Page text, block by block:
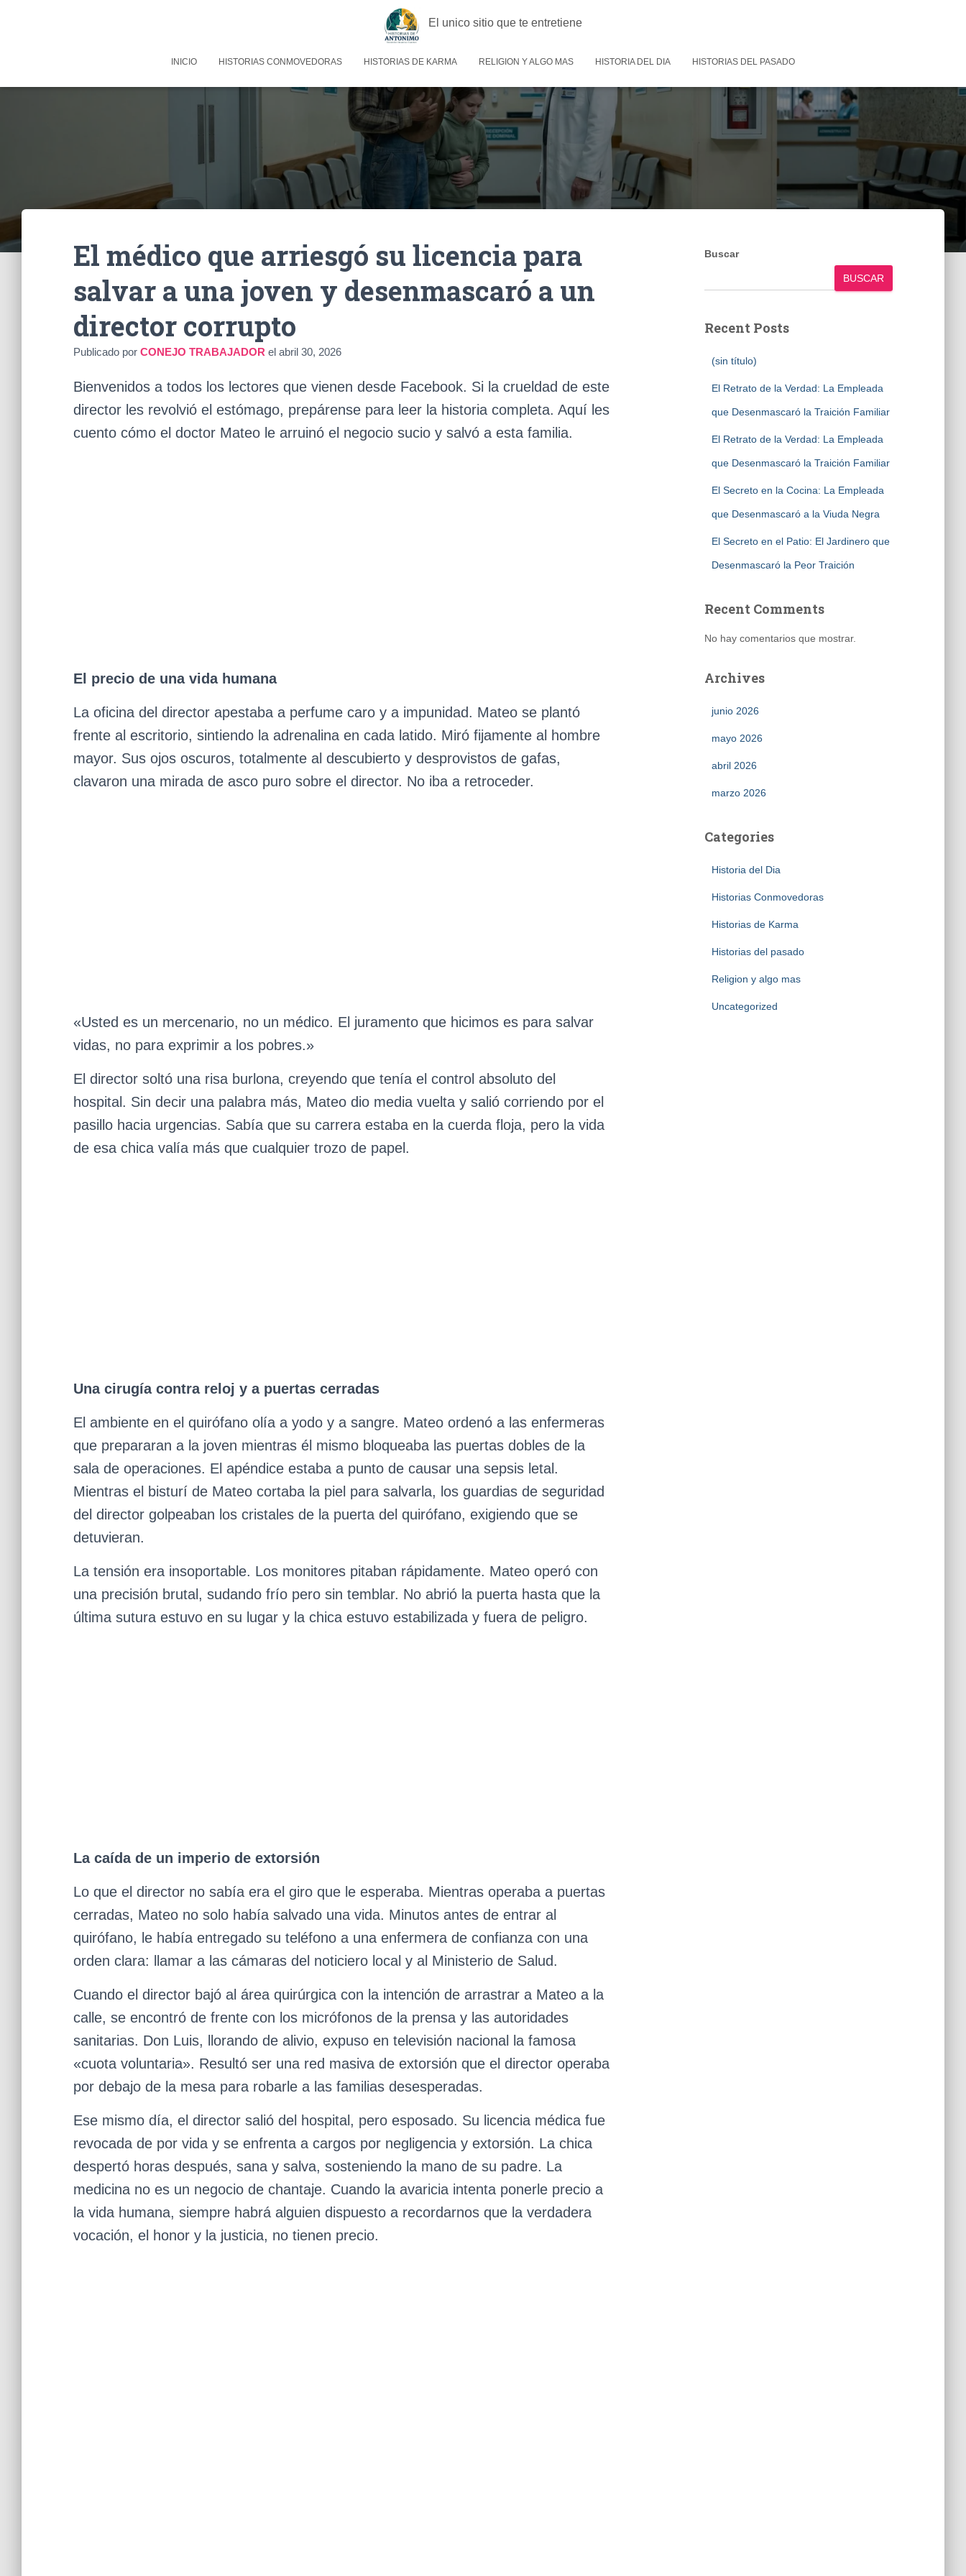
El unico sitio que te entretiene
INICIO HISTORIAS CONMOVEDORAS HISTORIAS DE KARMA RELIGION Y ALGO MAS HISTORIA DEL DIA HISTORIAS DEL PASADO
El médico que arriesgó su licencia para
salvar a una joven y desenmascaró a un
director corrupto
Publicado por CONEJO TRABAJADOR el abril 30, 2026
Bienvenidos a todos los lectores que vienen desde Facebook. Si la crueldad de este
director les revolvió el estómago, prepárense para leer la historia completa. Aquí les
cuento cómo el doctor Mateo le arruinó el negocio sucio y salvó a esta familia.
El precio de una vida humana
La oficina del director apestaba a perfume caro y a impunidad. Mateo se plantó
frente al escritorio, sintiendo la adrenalina en cada latido. Miró fijamente al hombre
mayor. Sus ojos oscuros, totalmente al descubierto y desprovistos de gafas,
clavaron una mirada de asco puro sobre el director. No iba a retroceder.
«Usted es un mercenario, no un médico. El juramento que hicimos es para salvar
vidas, no para exprimir a los pobres.»
El director soltó una risa burlona, creyendo que tenía el control absoluto del
hospital. Sin decir una palabra más, Mateo dio media vuelta y salió corriendo por el
pasillo hacia urgencias. Sabía que su carrera estaba en la cuerda floja, pero la vida
de esa chica valía más que cualquier trozo de papel.
Una cirugía contra reloj y a puertas cerradas
El ambiente en el quirófano olía a yodo y a sangre. Mateo ordenó a las enfermeras
que prepararan a la joven mientras él mismo bloqueaba las puertas dobles de la
sala de operaciones. El apéndice estaba a punto de causar una sepsis letal.
Mientras el bisturí de Mateo cortaba la piel para salvarla, los guardias de seguridad
del director golpeaban los cristales de la puerta del quirófano, exigiendo que se
detuvieran.
La tensión era insoportable. Los monitores pitaban rápidamente. Mateo operó con
una precisión brutal, sudando frío pero sin temblar. No abrió la puerta hasta que la
última sutura estuvo en su lugar y la chica estuvo estabilizada y fuera de peligro.
La caída de un imperio de extorsión
Lo que el director no sabía era el giro que le esperaba. Mientras operaba a puertas
cerradas, Mateo no solo había salvado una vida. Minutos antes de entrar al
quirófano, le había entregado su teléfono a una enfermera de confianza con una
orden clara: llamar a las cámaras del noticiero local y al Ministerio de Salud.
Cuando el director bajó al área quirúrgica con la intención de arrastrar a Mateo a la
calle, se encontró de frente con los micrófonos de la prensa y las autoridades
sanitarias. Don Luis, llorando de alivio, expuso en televisión nacional la famosa
«cuota voluntaria». Resultó ser una red masiva de extorsión que el director operaba
por debajo de la mesa para robarle a las familias desesperadas.
Ese mismo día, el director salió del hospital, pero esposado. Su licencia médica fue
revocada de por vida y se enfrenta a cargos por negligencia y extorsión. La chica
despertó horas después, sana y salva, sosteniendo la mano de su padre. La
medicina no es un negocio de chantaje. Cuando la avaricia intenta ponerle precio a
la vida humana, siempre habrá alguien dispuesto a recordarnos que la verdadera
vocación, el honor y la justicia, no tienen precio.
Buscar
BUSCAR
Recent Posts
(sin título)
El Retrato de la Verdad: La Empleada
que Desenmascaró la Traición Familiar
El Retrato de la Verdad: La Empleada
que Desenmascaró la Traición Familiar
El Secreto en la Cocina: La Empleada
que Desenmascaró a la Viuda Negra
El Secreto en el Patio: El Jardinero que
Desenmascaró la Peor Traición
Recent Comments
No hay comentarios que mostrar.
Archives
junio 2026
mayo 2026
abril 2026
marzo 2026
Categories
Historia del Dia
Historias Conmovedoras
Historias de Karma
Historias del pasado
Religion y algo mas
Uncategorized